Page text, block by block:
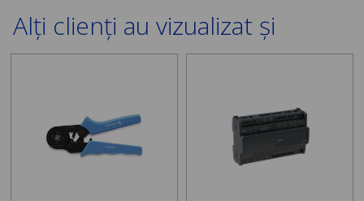
Alți clienți au vizualizat și